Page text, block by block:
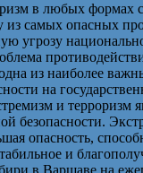
в любых формах
из самых опасных
угрозу
из наиболее
на
и терроризм
безопасности.
опасность,
и